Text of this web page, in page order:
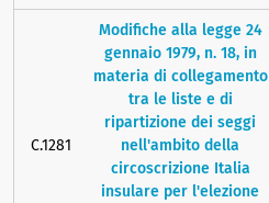
C.1281
Modifiche alla legge 24
gennaio 1979, n. 18, in
materia di collegamento
tra le liste e di
ripartizione dei seggi
nell'ambito della
circoscrizione Italia
insulare per l'elezione